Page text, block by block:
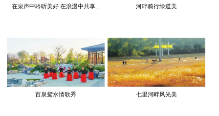
在泉声中聆听美好 在浪漫中共享... 河畔骑行绿道美
百泉鸳水情歌秀 七里河畔风光美